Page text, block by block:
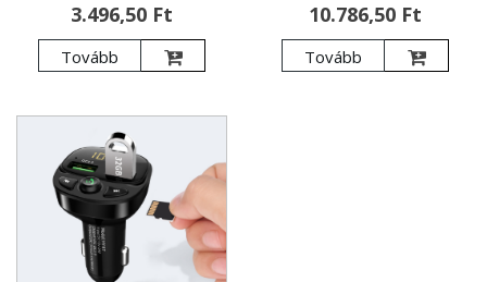
3.496,50 Ft
Tovább
10.786,50 Ft
Tovább